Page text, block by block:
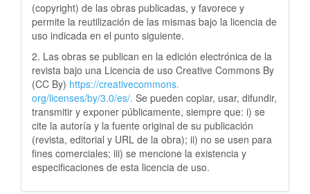
(copyright) de las obras publicadas, y favorece y
permite la reutilización de las mismas bajo la licencia de
uso indicada en el punto siguiente.
2. Las obras se publican en la edición electrónica de la
revista bajo una Licencia de uso Creative Commons By
(CC By) https://creativecommons.
org/licenses/by/3.0/es/. Se pueden copiar, usar, difundir,
transmitir y exponer públicamente, siempre que: i) se
cite la autoría y la fuente original de su publicación
(revista, editorial y URL de la obra); ii) no se usen para
fines comerciales; iii) se mencione la existencia y
especificaciones de esta licencia de uso.